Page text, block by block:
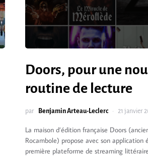
Doors, pour une
routine de lecture
par Benjamin Arteau-Leclerc 21 janvier
La maison d’édition française Doors
Rocambole) propose avec son application
première plateforme de streaming